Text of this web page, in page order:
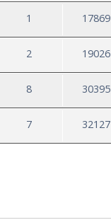
1 17869
2 19026
8 30395
7 32127